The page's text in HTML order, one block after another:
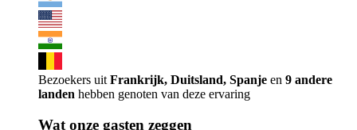
Bezoekers uit Frankrijk, Duitsland, Spanje en 9 andere
landen hebben genoten van deze ervaring
Wat onze gasten zeggen